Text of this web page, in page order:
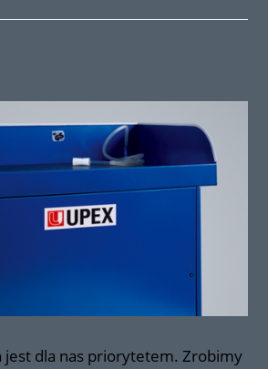
jest dla nas priorytetem. Zrobimy